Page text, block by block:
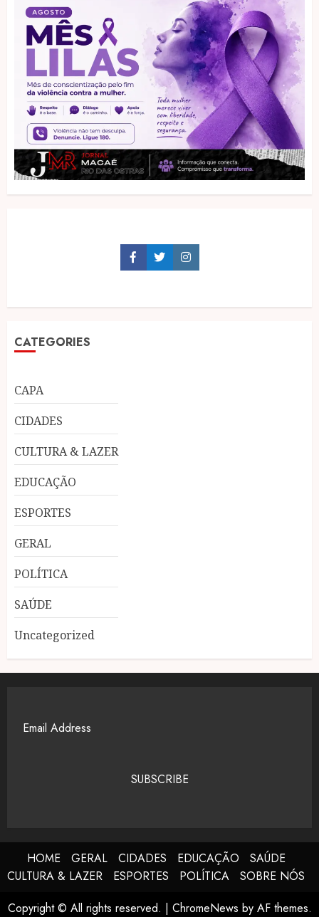
FacebookTwitterInstagram
CATEGORIES
CAPA
CIDADES
CULTURA & LAZER
EDUCAÇÃO
ESPORTES
GERAL
POLÍTICA
SAÚDE
Uncategorized
SUBSCRIBE
HOME GERAL CIDADES EDUCAÇÃO
SAÚDE
CULTURA & LAZER
ESPORTES POLÍTICA
SOBRE NÓS
Copyright © All rights reserved. | ChromeNews by AF themes.